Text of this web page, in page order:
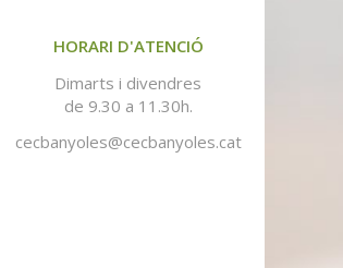
HORARI D'ATENCIÓ
Dimarts i divendres
de 9.30 a 11.30h.
cecbanyoles@cecbanyoles.cat